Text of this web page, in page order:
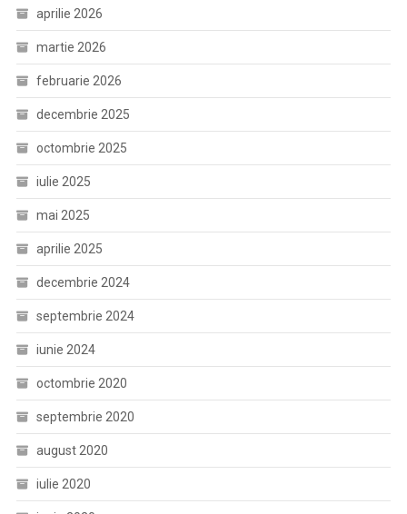
aprilie 2026
martie 2026
februarie 2026
decembrie 2025
octombrie 2025
iulie 2025
mai 2025
aprilie 2025
decembrie 2024
septembrie 2024
iunie 2024
octombrie 2020
septembrie 2020
august 2020
iulie 2020